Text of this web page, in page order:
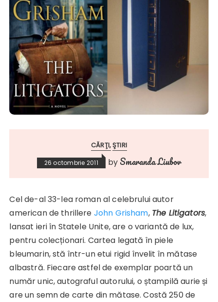
CĂRŢI ŞTIRI
26 octombrie 2011 by Smaranda Liubov
Cel de-al 33-lea roman al celebrului autor
american de thrillere John Grisham, The Litigators,
lansat ieri în Statele Unite, are o variantă de lux,
pentru colecționari. Cartea legată în piele
bleumarin, stă într-un etui rigid învelit în mătase
albastră. Fiecare astfel de exemplar poartă un
număr unic, autograful autorului, o ștampilă aurie și
are un semn de carte din mătase. Costă 250 de